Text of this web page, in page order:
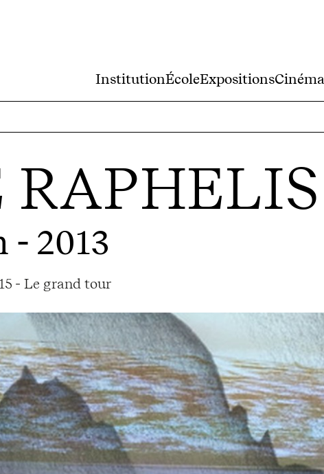
InstitutionÉcoleExpositionsCinéma
- 2013
- Le grand tour